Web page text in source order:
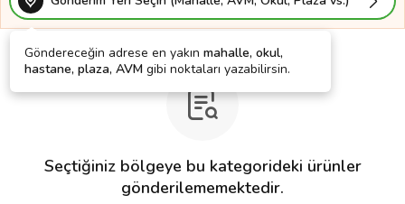
Göndereceğin adrese en yakın mahalle, okul,
hastane, plaza, AVM gibi noktaları yazabilirsin.
Seçtiğiniz bölgeye bu kategorideki ürünler
gönderilememektedir.